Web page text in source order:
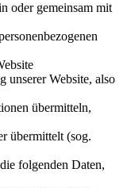
oder gemeinsam mit
unserer Website, also
übermitteln,
übermittelt (sog.
folgenden Daten,